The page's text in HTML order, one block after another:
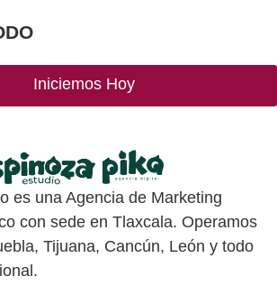
Iniciemos Hoy
es una Agencia de Marketing
con sede en Tlaxcala. Operamos
Tijuana, Cancún, León y todo